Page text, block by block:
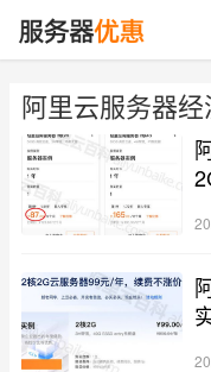
阿里云服务器